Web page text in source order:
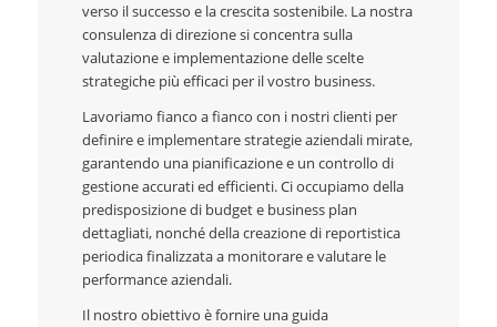
verso il successo e la crescita sostenibile. La nostra
consulenza di direzione si concentra sulla
valutazione e implementazione delle scelte
strategiche più efficaci per il vostro business.
Lavoriamo fianco a fianco con i nostri clienti per
definire e implementare strategie aziendali mirate,
garantendo una pianificazione e un controllo di
gestione accurati ed efficienti. Ci occupiamo della
predisposizione di budget e business plan
dettagliati, nonché della creazione di reportistica
periodica finalizzata a monitorare e valutare le
performance aziendali.
Il nostro obiettivo è fornire una guida